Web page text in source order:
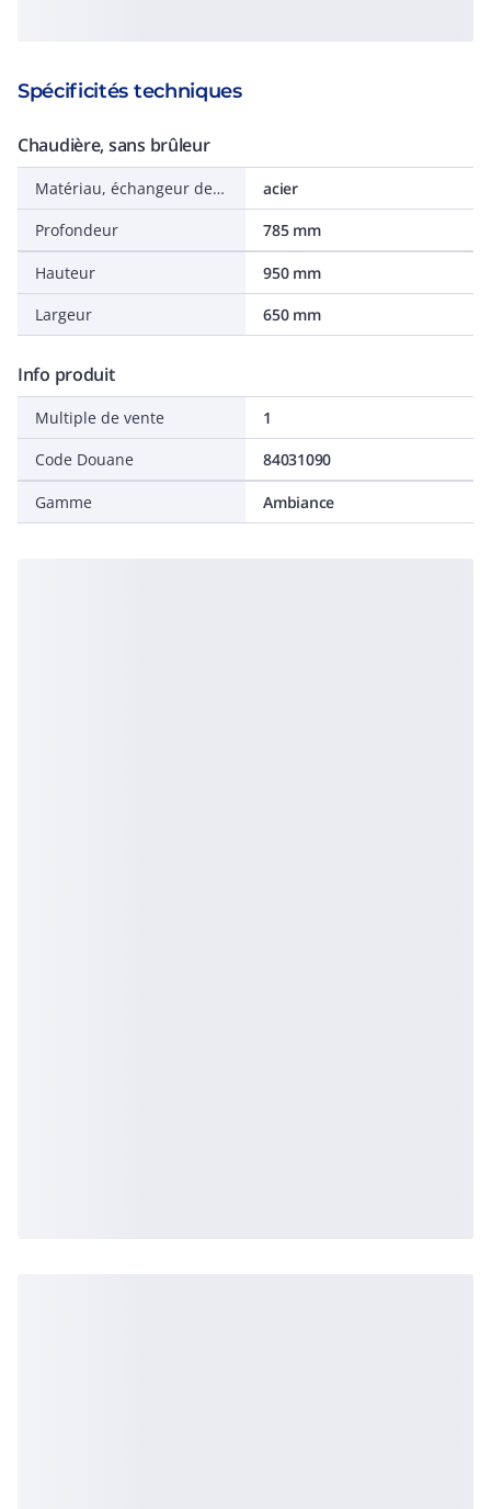
Spécificités techniques
Chaudière, sans brûleur
Matériau, échangeur de chaleur
acier
Profondeur
785 mm
Hauteur
950 mm
Largeur
650 mm
Info produit
Multiple de vente
1
Code Douane
84031090
Gamme Ambiance